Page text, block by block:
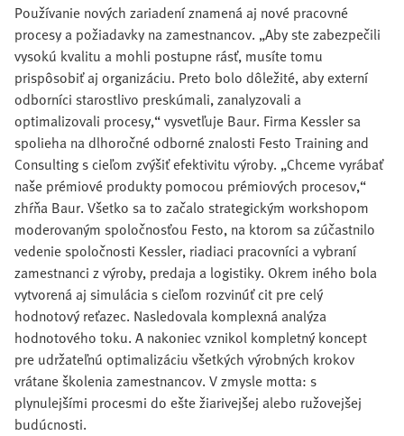
Používanie nových zariadení znamená aj nové pracovné
procesy a požiadavky na zamestnancov. „Aby ste zabezpečili
vysokú kvalitu a mohli postupne rásť, musíte tomu
prispôsobiť aj organizáciu. Preto bolo dôležité, aby externí
odborníci starostlivo preskúmali, zanalyzovali a
optimalizovali procesy,“ vysvetľuje Baur. Firma Kessler sa
spolieha na dlhoročné odborné znalosti Festo Training and
Consulting s cieľom zvýšiť efektivitu výroby. „Chceme vyrábať
naše prémiové produkty pomocou prémiových procesov,“
zhŕňa Baur. Všetko sa to začalo strategickým workshopom
moderovaným spoločnosťou Festo, na ktorom sa zúčastnilo
vedenie spoločnosti Kessler, riadiaci pracovníci a vybraní
zamestnanci z výroby, predaja a logistiky. Okrem iného bola
vytvorená aj simulácia s cieľom rozvinúť cit pre celý
hodnotový reťazec. Nasledovala komplexná analýza
hodnotového toku. A nakoniec vznikol kompletný koncept
pre udržateľnú optimalizáciu všetkých výrobných krokov
vrátane školenia zamestnancov. V zmysle motta: s
plynulejšími procesmi do ešte žiarivejšej alebo ružovejšej
budúcnosti.